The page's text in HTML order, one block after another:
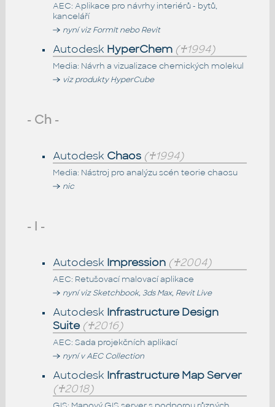
AEC: Aplikace pro návrhy interiérů - bytů,
kanceláří
nyní viz FormIt nebo Revit
Autodesk HyperChem (♰1994)
Media: Návrh a vizualizace chemických molekul
viz produkty HyperCube
- Ch -
Autodesk Chaos (♰1994)
Media: Nástroj pro analýzu scén teorie chaosu
nic
- I -
Autodesk Impression (♰2004)
AEC: Retušovací malovací aplikace
nyní viz Sketchbook, 3ds Max, Revit Live
Autodesk Infrastructure Design
Suite (♰2016)
AEC: Sada projekčních aplikací
nyní v AEC Collection
Autodesk Infrastructure Map Server
(♰2018)